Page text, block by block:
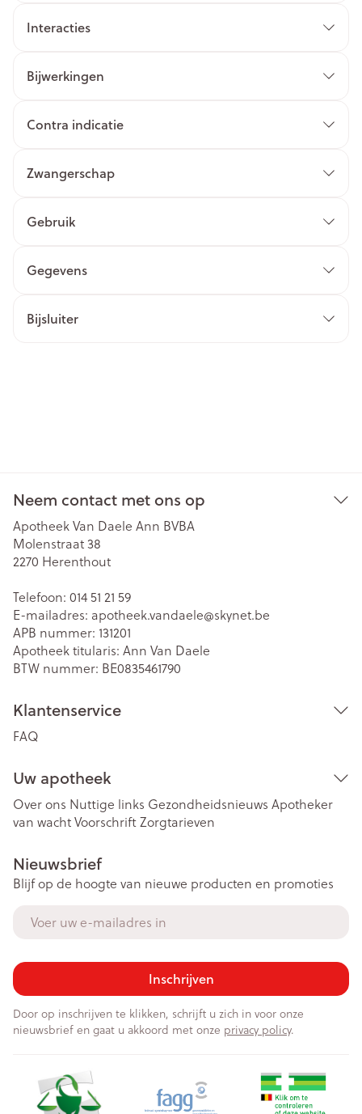
Interacties
Bijwerkingen
Contra indicatie
Zwangerschap
Gebruik
Gegevens
Bijsluiter
Neem contact met ons op
Apotheek Van Daele Ann BVBA
Molenstraat 38
2270 Herenthout
Telefoon: 014 51 21 59
E-mailadres: apotheek.vandaele@skynet.be
APB nummer: 131201
Apotheek titularis: Ann Van Daele
BTW nummer: BE0835461790
Klantenservice
FAQ
Uw apotheek
Over ons Nuttige links Gezondheidsnieuws Apotheker
van wachtVoorschriftZorgtarieven
Nieuwsbrief
Blijf op de hoogte van nieuwe producten en promoties
Inschrijven
Door op inschrijven te klikken, schrijft u zich in voor onze
nieuwsbrief en gaat u akkoord met onze privacy policy.